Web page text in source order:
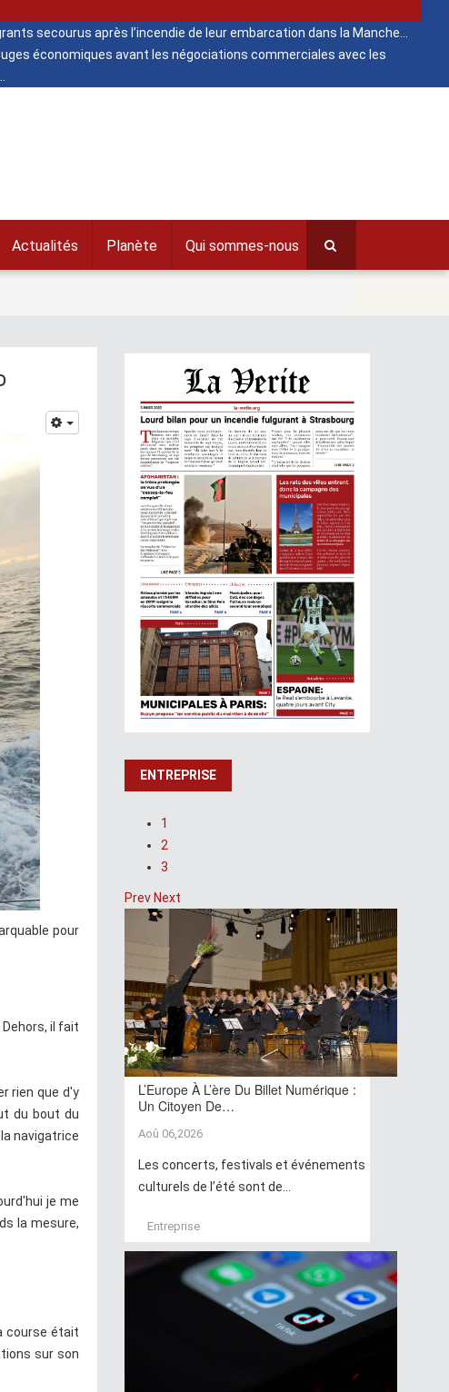
secourus après l’incendie de leur embarcation dans la Manche
économiques avant les négociations commerciales avec les
Actualités Planète Qui sommes-nous
pour
il fait
rien que d'y
du bout du
navigatrice
je me
la mesure,
course était
sur son
ENTREPRISE
1
2
3
Prev Next
L’Europe À L’ère Du Billet Numérique :
Un Citoyen De…
Aoû 06,2026
Les concerts, festivals et événements
culturels de l’été sont de...
Entreprise